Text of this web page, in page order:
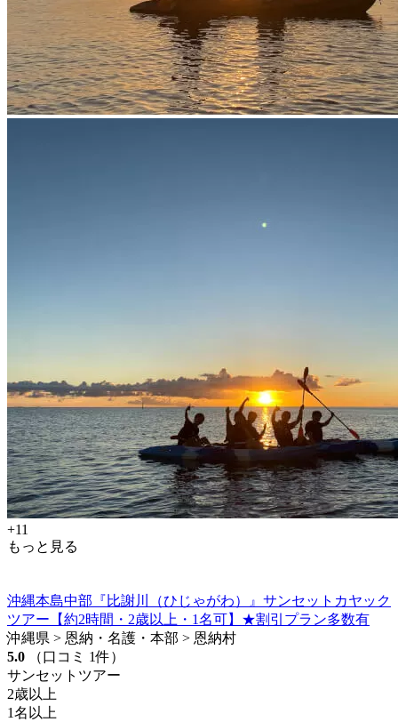
+11
もっと見る
沖縄本島中部『比謝川（ひじゃがわ）』サンセットカヤック
ツアー【約2時間・2歳以上・1名可】★割引プラン多数有
沖縄県 > 恩納・名護・本部 > 恩納村
5.0
（口コミ 1件）
サンセットツアー
2歳以上
1名以上